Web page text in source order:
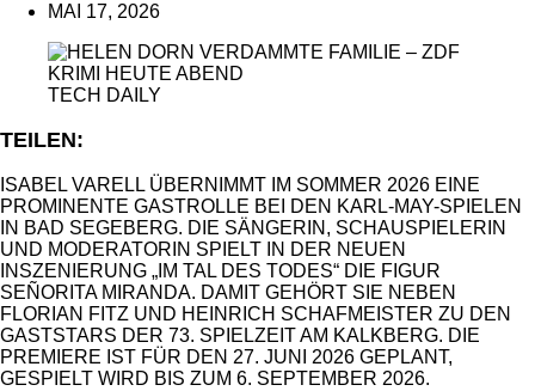
MAI 17, 2026
TECH DAILY
TEILEN:
ISABEL VARELL ÜBERNIMMT IM SOMMER 2026 EINE
PROMINENTE GASTROLLE BEI DEN KARL-MAY-SPIELEN
IN BAD SEGEBERG. DIE SÄNGERIN, SCHAUSPIELERIN
UND MODERATORIN SPIELT IN DER NEUEN
INSZENIERUNG „IM TAL DES TODES“ DIE FIGUR
SEÑORITA MIRANDA. DAMIT GEHÖRT SIE NEBEN
FLORIAN FITZ UND HEINRICH SCHAFMEISTER ZU DEN
GASTSTARS DER 73. SPIELZEIT AM KALKBERG. DIE
PREMIERE IST FÜR DEN 27. JUNI 2026 GEPLANT,
GESPIELT WIRD BIS ZUM 6. SEPTEMBER 2026.